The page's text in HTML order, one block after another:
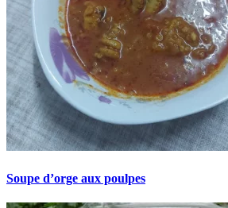
Soupe d’orge aux poulpes